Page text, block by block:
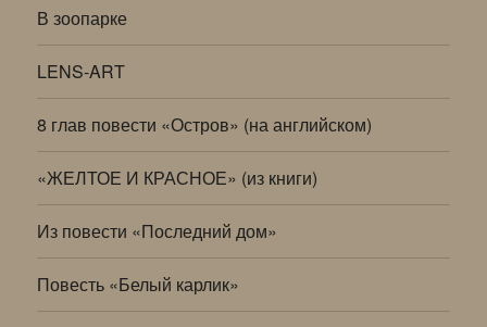
В зоопарке
LENS-ART
8 глав повести «Остров» (на английском)
«ЖЕЛТОЕ И КРАСНОЕ» (из книги)
Из повести «Последний дом»
Повесть «Белый карлик»